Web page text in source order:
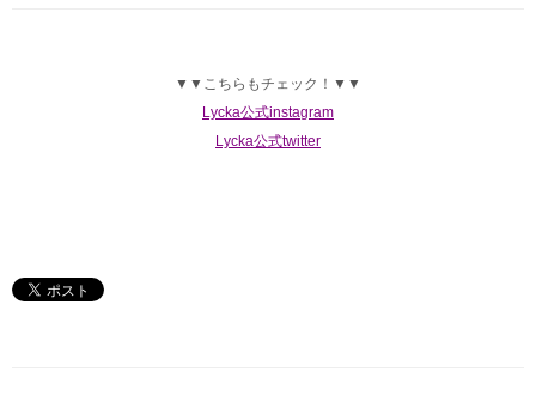
▼▼こちらもチェック！▼▼
Lycka公式instagram
Lycka公式twitter